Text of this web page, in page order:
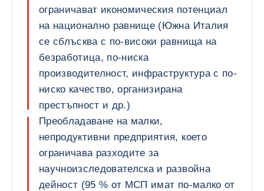
ограничават икономическия потенциал
на национално равнище (Южна Италия
се сблъсква с по-високи равнища на
безработица, по-ниска
производителност, инфраструктура с по-
ниско качество, организирана
престъпност и др.)
Преобладаване на малки,
непродуктивни предприятия, което
ограничава разходите за
научноизследователска и развойна
дейност (95 % от МСП имат по-малко от